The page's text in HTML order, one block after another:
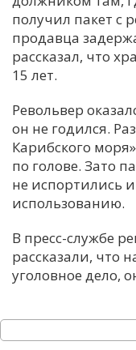
получил пакет с
продавца
рассказал, что
15 лет.
Револьвер
он не годился.
Карибского
по голове. Зато
не испортились
использованию.
В пресс-службе
рассказали, что
уголовное дело,